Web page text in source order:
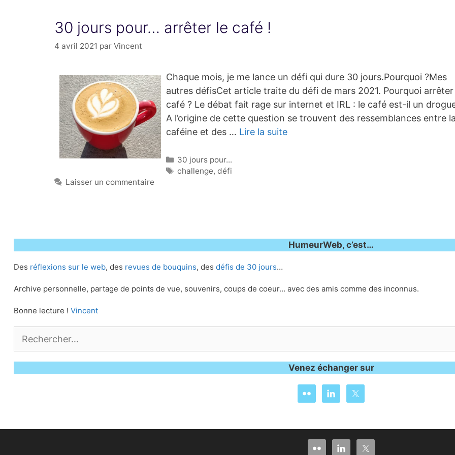
30 jours pour… arrêter le café !
4 avril 2021 par Vincent
Chaque mois, je me lance un défi qui dure 30 jours.Pourquoi ?Mes
autres défisCet article traite du défi de mars 2021. Pourquoi arrêter
café ? Le débat fait rage sur internet et IRL : le café est-il un
A l’origine de cette question se trouvent des ressemblances entre la
caféine et des … Lire la suite
Catégories
30 jours pour...
Étiquettes
challenge,défi
Laisser un commentaire
HumeurWeb, c’est…
Des réflexions sur le web, des revues de bouquins, des défis de 30 jours…
Archive personnelle, partage de points de vue, souvenirs, coups de coeur… avec des amis comme des inconnus.
Bonne lecture ! Vincent
Venez échanger sur